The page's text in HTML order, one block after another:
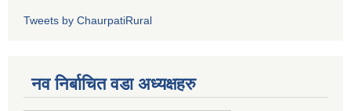
Tweets by ChaurpatiRural
नव निर्बाचित वडा अध्यक्षहरु